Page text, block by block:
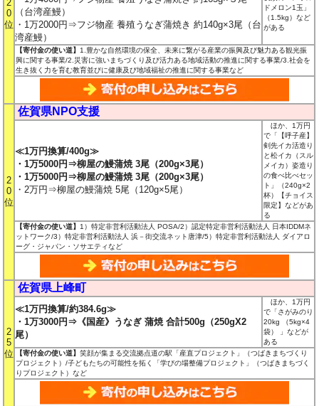
2
0
位
（台湾産鰻）
・1万2000円⇒フジ物産 養殖うなぎ蒲焼き 約140g×3尾（台
湾産鰻）
ドメロン1玉」
（1.5kg）など
がある
【寄付金の使い道】1.豊かな自然環境の保全、未来に繋がる産業の振興及び魅力ある観光振
興に関する事業/2.災害に強いまちづくり及び活力ある地域活動の推進に関する事業/3.社会を
生き抜く力を育む教育並びに健康及び地域福祉の推進に関する事業など
2
0
位
佐賀県NPO支援
≪1万円換算/400g≫
・1万5000円⇒柳屋の鰻蒲焼 3尾（200g×3尾）
・1万5000円⇒柳屋の鰻蒲焼 3尾（200g×3尾）
・2万円⇒柳屋の鰻蒲焼 5尾（120g×5尾）
ほか、1万円
で「【呼子産】
剣先イカ活造り
と松イカ（スル
メイカ）姿造り
の食べ比べセッ
ト」（240g×2
杯）【チョイス
限定】などがあ
る
【寄付金の使い道】1）特定非営利活動法人 POSA/2）認定特定非営利活動法人 日本IDDMネ
ットワーク/3）特定非営利活動法人 浜－街交流ネット唐津/5）特定非営利活動法人 ダイアロ
ーグ・ジャパン・ソサエティなど
2
5
位
佐賀県上峰町
≪1万円換算/約384.6g≫
・1万3000円⇒《国産》うなぎ 蒲焼 合計500g（250gX2
尾）
ほか、1万円
で「さがみのり
20kg （5kg×4
袋） 」などが
ある
【寄付金の使い道】笑顔が集まる交流拠点道の駅「産直プロジェクト」（つばきまちづくり
プロジェクト）/子どもたちの可能性を拓く「学びの場整備プロジェクト」（つばきまちづく
りプロジェクト）など